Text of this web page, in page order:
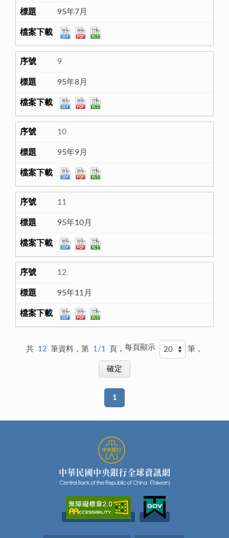
95年7月
9
95年8月
10
95年9月
11
95年10月
12
95年11月
共 12 筆資料，第 1/1 頁， 每頁顯示 筆，
1